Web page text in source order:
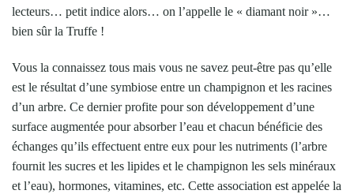
lecteurs… petit indice alors… on l’appelle le « diamant noir »…
bien sûr la Truffe !
Vous la connaissez tous mais vous ne savez peut-être pas qu’elle
est le résultat d’une symbiose entre un champignon et les racines
d’un arbre. Ce dernier profite pour son développement d’une
surface augmentée pour absorber l’eau et chacun bénéficie des
échanges qu’ils effectuent entre eux pour les nutriments (l’arbre
fournit les sucres et les lipides et le champignon les sels minéraux
et l’eau), hormones, vitamines, etc. Cette association est appelée la